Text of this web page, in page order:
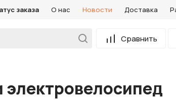
заказа О нас Новости Доставка
Сравнить